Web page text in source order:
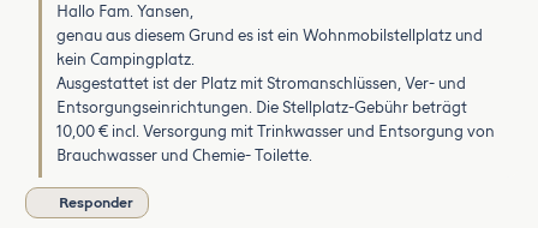
Hallo Fam. Yansen,
genau aus diesem Grund es ist ein Wohnmobilstellplatz und
kein Campingplatz.
Ausgestattet ist der Platz mit Stromanschlüssen, Ver- und
Entsorgungseinrichtungen. Die Stellplatz-Gebühr beträgt
10,00 € incl. Versorgung mit Trinkwasser und Entsorgung von
Brauchwasser und Chemie- Toilette.
Responder